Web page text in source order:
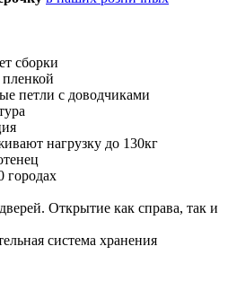
сборки
петли с доводчиками
нагрузку до 130кг
городах
Открытие как справа, так и
система хранения